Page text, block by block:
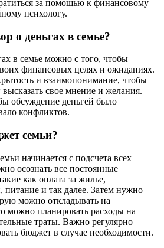
за помощью к финансовому
психологу.
о деньгах в семье?
в семье можно с того, чтобы
финансовых целях и ожиданиях.
и взаимопонимание, чтобы
свое мнение и желания.
обсуждение деньгей было
конфликтов.
семьи?
начинается с подсчета всех
осознать все постоянные
как оплата за жилье,
и так далее. Затем нужно
можно откладывать на
можно планировать расходы на
траты. Важно регулярно
бюджет в случае необходимости.